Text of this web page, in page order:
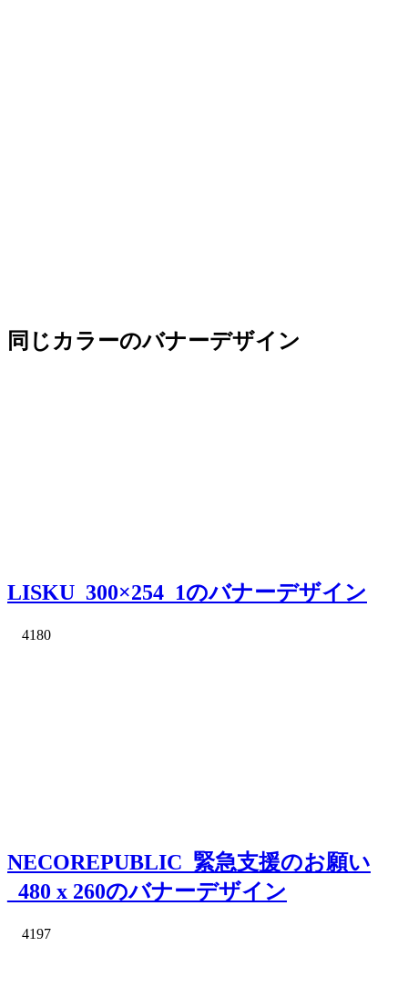
同じカラーのバナーデザイン
LISKU_300×254_1のバナーデザイン
4180
NECOREPUBLIC_緊急支援のお願い
_480 x 260のバナーデザイン
4197